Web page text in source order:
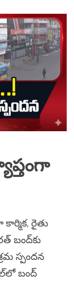
కార్మిక, రైతు
బంద్‌కు
స్పందన
బంద్